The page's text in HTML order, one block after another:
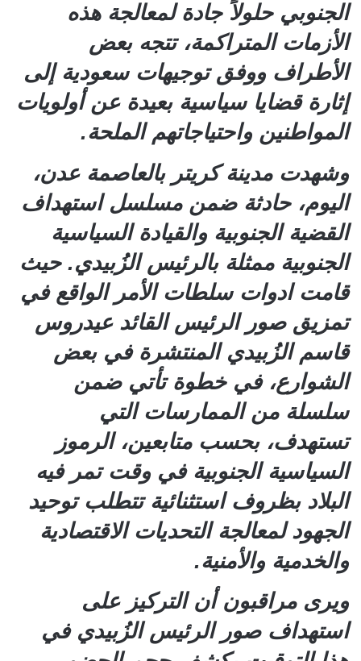
الجنوبي حلولاً جادة لمعالجة هذه
الأزمات المتراكمة، تتجه بعض
الأطراف ووفق توجيهات سعودية إلى
إثارة قضايا سياسية بعيدة عن أولويات
المواطنين واحتياجاتهم الملحة.
وشهدت مدينة كريتر بالعاصمة عدن،
اليوم، حادثة ضمن مسلسل استهداف
القضية الجنوبية والقيادة السياسية
الجنوبية ممثلة بالرئيس الزُبيدي. حيث
قامت ادوات سلطات الأمر الواقع في
تمزيق صور الرئيس القائد عيدروس
قاسم الزُبيدي المنتشرة في بعض
الشوارع، في خطوة تأتي ضمن
سلسلة من الممارسات التي
تستهدف، بحسب متابعين، الرموز
السياسية الجنوبية في وقت تمر فيه
البلاد بظروف استثنائية تتطلب توحيد
الجهود لمعالجة التحديات الاقتصادية
والخدمية والأمنية.
ويرى مراقبون أن التركيز على
استهداف صور الرئيس الزُبيدي في